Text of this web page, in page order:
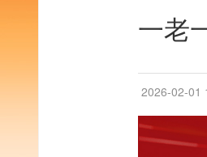
一老
2026-02-01